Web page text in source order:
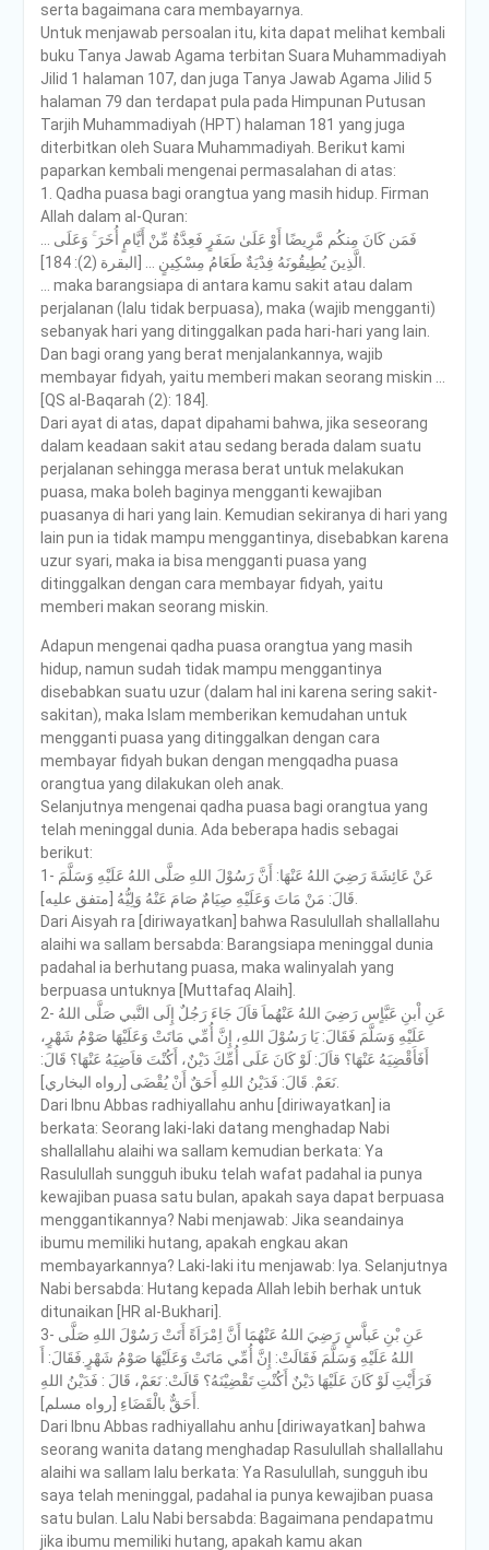
serta bagaimana cara membayarnya.
Untuk menjawab persoalan itu, kita dapat melihat kembali
buku Tanya Jawab Agama terbitan Suara Muhammadiyah
Jilid 1 halaman 107, dan juga Tanya Jawab Agama Jilid 5
halaman 79 dan terdapat pula pada Himpunan Putusan
Tarjih Muhammadiyah (HPT) halaman 181 yang juga
diterbitkan oleh Suara Muhammadiyah. Berikut kami
paparkan kembali mengenai permasalahan di atas:
1. Qadha puasa bagi orangtua yang masih hidup. Firman
Allah dalam al-Quran:
… فَمَن كَانَ مِنكُم مَّرِيضًا أَوْ عَلَىٰ سَفَرٍ فَعِدَّةٌ مِّنْ أَيَّامٍ أُخَرَ ۚ وَعَلَى
الَّذِينَ يُطِيقُونَهُ فِدْيَةٌ طَعَامُ مِسْكِينٍ … [البقرة (2): 184].
… maka barangsiapa di antara kamu sakit atau dalam
perjalanan (lalu tidak berpuasa), maka (wajib mengganti)
sebanyak hari yang ditinggalkan pada hari-hari yang lain.
Dan bagi orang yang berat menjalankannya, wajib
membayar fidyah, yaitu memberi makan seorang miskin …
[QS al-Baqarah (2): 184].
Dari ayat di atas, dapat dipahami bahwa, jika seseorang
dalam keadaan sakit atau sedang berada dalam suatu
perjalanan sehingga merasa berat untuk melakukan
puasa, maka boleh baginya mengganti kewajiban
puasanya di hari yang lain. Kemudian sekiranya di hari yang
lain pun ia tidak mampu menggantinya, disebabkan karena
uzur syari, maka ia bisa mengganti puasa yang
ditinggalkan dengan cara membayar fidyah, yaitu
memberi makan seorang miskin.
Adapun mengenai qadha puasa orangtua yang masih
hidup, namun sudah tidak mampu menggantinya
disebabkan suatu uzur (dalam hal ini karena sering sakit-
sakitan), maka Islam memberikan kemudahan untuk
mengganti puasa yang ditinggalkan dengan cara
membayar fidyah bukan dengan mengqadha puasa
orangtua yang dilakukan oleh anak.
Selanjutnya mengenai qadha puasa bagi orangtua yang
telah meninggal dunia. Ada beberapa hadis sebagai
berikut:
1- عَنْ عَائِشَةَ رَضِيَ اللهُ عَنْهَا: أَنَّ رَسُوْلَ اللهِ صَلَّى اللهُ عَلَيْهِ وَسَلَّمَ
قَالَ: مَنْ مَاتَ وَعَلَيْهِ صِيَامٌ صَامَ عَنْهُ وَلِيُّهُ [متفق عليه].
Dari Aisyah ra [diriwayatkan] bahwa Rasulullah shallallahu
alaihi wa sallam bersabda: Barangsiapa meninggal dunia
padahal ia berhutang puasa, maka walinyalah yang
berpuasa untuknya [Muttafaq Alaih].
2- عَنِ اْبنِ عَبَّاٍس رَضِيَ اللهُ عَنْهُماَ قاَلَ جَاءَ رَجُلٌ إِلَى النَّبي صَلَّى اللهُ
عَلَيْهِ وَسَلَّمَ فَقَالَ: يَا رَسُوْلَ اللهِ، إِنَّ أُمِّي مَاتَتْ وَعَلَيْهَا صَوْمُ شَهْرٍ،
أَفَأَقْضِيَهُ عَنْهَا؟ قاَلَ: لَوْ كَانَ عَلَى أُمِّكَ دَيْنٌ، أَكُنْتَ قاَضِيَهُ عَنْهَا؟ قَالَ:
نَعَمْ. قَالَ: فَدَيْنُ اللهِ أَحَقٌ أَنْ يُقْضَى [رواه البخاري].
Dari Ibnu Abbas radhiyallahu anhu [diriwayatkan] ia
berkata: Seorang laki-laki datang menghadap Nabi
shallallahu alaihi wa sallam kemudian berkata: Ya
Rasulullah sungguh ibuku telah wafat padahal ia punya
kewajiban puasa satu bulan, apakah saya dapat berpuasa
menggantikannya? Nabi menjawab: Jika seandainya
ibumu memiliki hutang, apakah engkau akan
membayarkannya? Laki-laki itu menjawab: Iya. Selanjutnya
Nabi bersabda: Hutang kepada Allah lebih berhak untuk
ditunaikan [HR al-Bukhari].
3- عَنِ بْنِ عَباَّسٍ رَضِيَ اللهُ عَنْهُمَا أَنَّ اِمْرَاَةً أَتَتْ رَسُوْلَ اللهِ صَلَّى
اللهُ عَلَيْهِ وَسَلَّمَ فَقَالَتْ: إِنَّ أُمِّي مَاتَتْ وَعَلَيْهَا صَوْمُ شَهْرٍ.فَقَالَ: أَ
فَرَأَيْتِ لَوْ كَانَ عَلَيْهَا دَيْنٌ أَكُنْتِ تَقْضِيْنَهُ؟ قَالَتْ: نَعَمْ، قَالَ : فَدَيْنُ اللهِ
أَحَقٌّ بالْقَضَاءِ [رواه مسلم].
Dari Ibnu Abbas radhiyallahu anhu [diriwayatkan] bahwa
seorang wanita datang menghadap Rasulullah shallallahu
alaihi wa sallam lalu berkata: Ya Rasulullah, sungguh ibu
saya telah meninggal, padahal ia punya kewajiban puasa
satu bulan. Lalu Nabi bersabda: Bagaimana pendapatmu
jika ibumu memiliki hutang, apakah kamu akan